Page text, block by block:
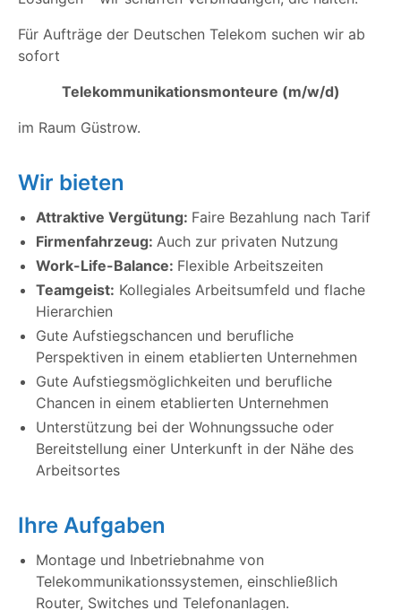
Für Aufträge der Deutschen Telekom suchen wir ab
sofort
Telekommunikationsmonteure (m/w/d)
im Raum Güstrow.
Wir bieten
Attraktive Vergütung: Faire Bezahlung nach Tarif
Firmenfahrzeug: Auch zur privaten Nutzung
Work-Life-Balance: Flexible Arbeitszeiten
Teamgeist: Kollegiales Arbeitsumfeld und flache
Hierarchien
Gute Aufstiegschancen und berufliche
Perspektiven in einem etablierten Unternehmen
Gute Aufstiegsmöglichkeiten und berufliche
Chancen in einem etablierten Unternehmen
Unterstützung bei der Wohnungssuche oder
Bereitstellung einer Unterkunft in der Nähe des
Arbeitsortes
Ihre Aufgaben
Montage und Inbetriebnahme von
Telekommunikationssystemen, einschließlich
Router, Switches und Telefonanlagen.